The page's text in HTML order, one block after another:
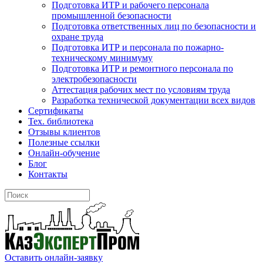
Подготовка ИТР и рабочего персонала
промышленной безопасности
Подготовка ответственных лиц по безопасности и
охране труда
Подготовка ИТР и персонала по пожарно-
техническому минимуму
Подготовка ИТР и ремонтного персонала по
электробезопасности
Аттестация рабочих мест по условиям труда
Разработка технической документации всех видов
Сертификаты
Тех. библиотека
Отзывы клиентов
Полезные ссылки
Онлайн-обучение
Блог
Контакты
Оставить онлайн-заявку